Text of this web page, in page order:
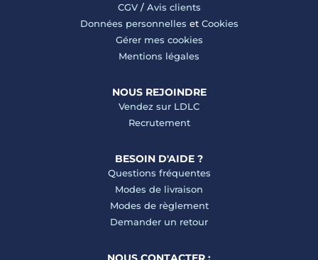
CGV/ Avis clients
Données personnelles et Cookies
Gérer mes cookies
Mentions légales
NOUS REJOINDRE
Vendez sur LDLC
Recrutement
BESOIN D'AIDE ?
Questions fréquentes
Modes de livraison
Modes de règlement
Demander un retour